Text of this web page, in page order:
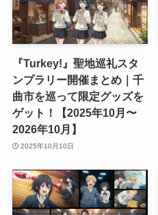
『Turkey!』聖地巡礼スタ
ンプラリー開催まとめ｜千
曲市を巡って限定グッズを
ゲット！【2025年10月〜
2026年10月】
2025年10月10日